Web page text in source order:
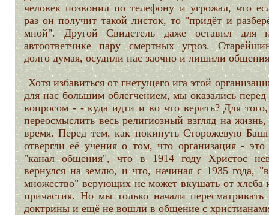
человек позвонил по телефону и угрожал, что
раз он получит такой листок, то "придёт и
мной". Другой Свидетель даже оставил для
автоответчике пару смертных угроз.
долго думая, осудили нас заочно и лишили
Хотя избавиться от гнетущего ига этой
для нас большим облегчением, мы оказались
вопросом - - куда идти и во что верить? Для
переосмыслить весь религиозный взгляд на
время. Перед тем, как покинуть Сторожевую
отвергли её учения о том, что организация -
"канал общения", что в 1914 году Христос
вернулся на землю, и что, начиная с 1935 года,
множество" верующих не может вкушать от хлеба
причастия. Но мы только начали пересматривать
доктрины и ещё не вошли в общение с